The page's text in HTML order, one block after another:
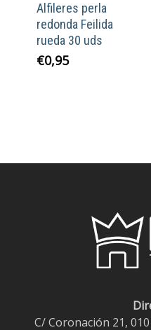
Alfileres perla
redonda Feilida
rueda 30 uds
€0,95
C/ Coronación 21,